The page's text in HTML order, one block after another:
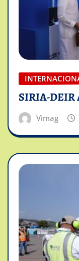
SIRIA-DEIR
Vimag